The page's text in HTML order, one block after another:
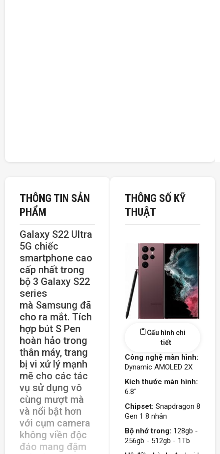
THÔNG TIN SẢN
PHẨM
Galaxy S22 Ultra
5G chiếc
smartphone cao
cấp nhất trong
bộ 3 Galaxy S22
series
mà Samsung đã
cho ra mắt. Tích
hợp bút S Pen
hoàn hảo trong
thân máy, trang
bị vi xử lý mạnh
mẽ cho các tác
vụ sử dụng vô
cùng mượt mà
và nổi bật hơn
với cụm camera
không viền độc
đáo mang đậm
THÔNG SỐ KỸ
THUẬT
Cấu hình chi
tiết
Công nghệ màn hình:
Dynamic AMOLED 2X
Kích thước màn hình:
6.8"
Chipset: Snapdragon 8
Gen 1 8 nhân
Bộ nhớ trong: 128gb -
256gb - 512gb - 1Tb